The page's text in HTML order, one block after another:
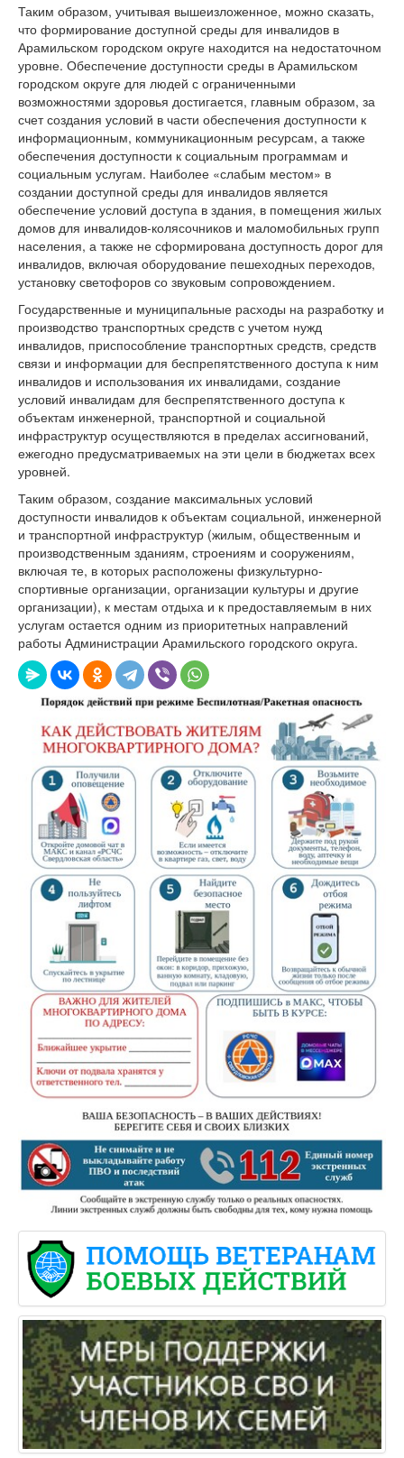
Таким образом, учитывая вышеизложенное, можно сказать,
что формирование доступной среды для инвалидов в
Арамильском городском округе находится на недостаточном
уровне. Обеспечение доступности среды в Арамильском
городском округе для людей с ограниченными
возможностями здоровья достигается, главным образом, за
счет создания условий в части обеспечения доступности к
информационным, коммуникационным ресурсам, а также
обеспечения доступности к социальным программам и
социальным услугам. Наиболее «слабым местом» в
создании доступной среды для инвалидов является
обеспечение условий доступа в здания, в помещения жилых
домов для инвалидов-колясочников и маломобильных групп
населения, а также не сформирована доступность дорог для
инвалидов, включая оборудование пешеходных переходов,
установку светофоров со звуковым сопровождением.
Государственные и муниципальные расходы на разработку и
производство транспортных средств с учетом нужд
инвалидов, приспособление транспортных средств, средств
связи и информации для беспрепятственного доступа к ним
инвалидов и использования их инвалидами, создание
условий инвалидам для беспрепятственного доступа к
объектам инженерной, транспортной и социальной
инфраструктур осуществляются в пределах ассигнований,
ежегодно предусматриваемых на эти цели в бюджетах всех
уровней.
Таким образом, создание максимальных условий
доступности инвалидов к объектам социальной, инженерной
и транспортной инфраструктур (жилым, общественным и
производственным зданиям, строениям и сооружениям,
включая те, в которых расположены физкультурно-
спортивные организации, организации культуры и другие
организации), к местам отдыха и к предоставляемым в них
услугам остается одним из приоритетных направлений
работы Администрации Арамильского городского округа.